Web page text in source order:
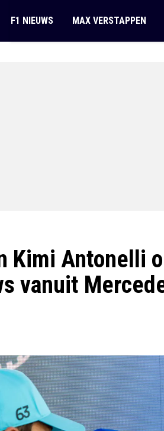
F1 NIEUWS MAX VERSTAPPEN
Kimi Antonelli
vanuit